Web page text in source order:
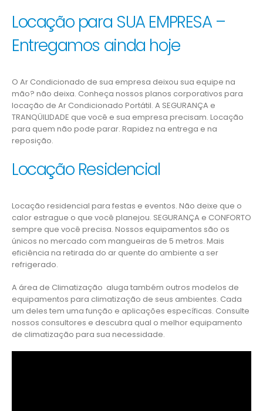
Locação para SUA EMPRESA –
Entregamos ainda hoje
O Ar Condicionado de sua empresa deixou sua equipe na
mão? não deixa. Conheça nossos planos corporativos para
locação de Ar Condicionado Portátil. A SEGURANÇA e
TRANQÜILIDADE que você e sua empresa precisam. Locação
para quem não pode parar. Rapidez na entrega e na
reposição.
Locação Residencial
Locação residencial para festas e eventos. Não deixe que o
calor estrague o que você planejou. SEGURANÇA e CONFORTO
sempre que você precisa. Nossos equipamentos são os
únicos no mercado com mangueiras de 5 metros. Mais
eficiência na retirada do ar quente do ambiente a ser
refrigerado.
A área de Climatização aluga também outros modelos de
equipamentos para climatização de seus ambientes. Cada
um deles tem uma função e aplicações específicas. Consulte
nossos consultores e descubra qual o melhor equipamento
de climatização para sua necessidade.